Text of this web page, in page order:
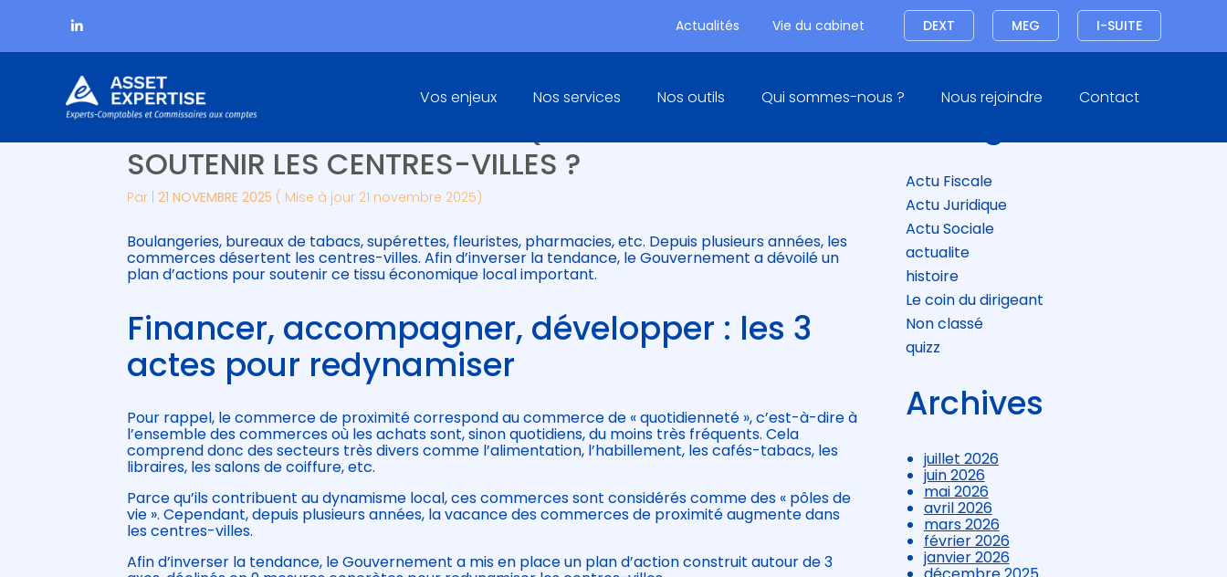
Actualités Vie du cabinet Connexion I-SUITE
MEG
DEXT
Aller
au
Principal
Vos enjeux Nos services Nos outils Qui sommes-nous ? Nous rejoindre Contact
COMMERCE DE PROXIMITÉ : QUELLES MESURES POUR
SOUTENIR LES CENTRES-VILLES ?
Par |21 NOVEMBRE 2025 ( Mise à jour 21 novembre 2025)
Boulangeries, bureaux de tabacs, supérettes, fleuristes, pharmacies, etc. Depuis plusieurs années, les
commerces désertent les centres-villes. Afin d’inverser la tendance, le Gouvernement a dévoilé un
plan d’actions pour soutenir ce tissu économique local important.
Financer, accompagner, développer : les 3
actes pour redynamiser
Pour rappel, le commerce de proximité correspond au commerce de « quotidienneté », c’est-à-dire à
l’ensemble des commerces où les achats sont, sinon quotidiens, du moins très fréquents. Cela
comprend donc des secteurs très divers comme l’alimentation, l’habillement, les cafés-tabacs, les
libraires, les salons de coiffure, etc.
Parce qu’ils contribuent au dynamisme local, ces commerces sont considérés comme des « pôles de
vie ». Cependant, depuis plusieurs années, la vacance des commerces de proximité augmente dans
les centres-villes.
Afin d’inverser la tendance, le Gouvernement a mis en place un plan d’action construit autour de 3
Blog
Actu Fiscale
Actu Juridique
Actu Sociale
actualite
histoire
Le coin du dirigeant
Non classé
quizz
Archives
juillet 2026
juin 2026
mai 2026
avril 2026
mars 2026
février 2026
janvier 2026